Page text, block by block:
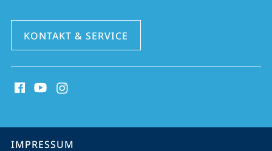
KONTAKT & SERVICE
Media
Service-
IMPRESSUM